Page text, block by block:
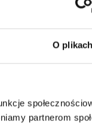
O
partnerom